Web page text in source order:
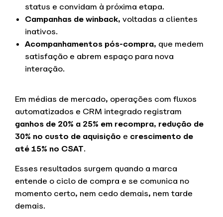
status e convidam à próxima etapa.
Campanhas de winback, voltadas a clientes
inativos.
Acompanhamentos pós-compra, que medem
satisfação e abrem espaço para nova
interação.
Em médias de mercado, operações com fluxos
automatizados e CRM integrado registram
ganhos de 20% a 25% em recompra, redução de
30% no custo de aquisição e crescimento de
até 15% no CSAT.
Esses resultados surgem quando a marca
entende o ciclo de compra e se comunica no
momento certo, nem cedo demais, nem tarde
demais.